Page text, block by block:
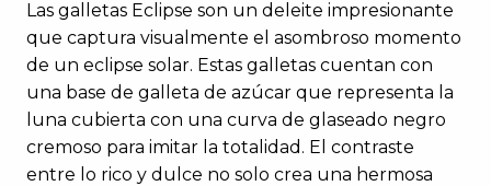
Las galletas Eclipse son un deleite impresionante
que captura visualmente el asombroso momento
de un eclipse solar. Estas galletas cuentan con
una base de galleta de azúcar que representa la
luna cubierta con una curva de glaseado negro
cremoso para imitar la totalidad. El contraste
entre lo rico y dulce no solo crea una hermosa